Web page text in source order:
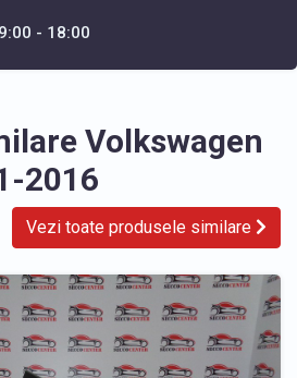
- 18:00
Volkswagen
2016
Vezi toate produsele similare